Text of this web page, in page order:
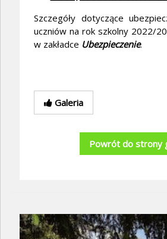
Szczegóły dotyczące
uczniów na rok szkolny 2022/
w zakładce Ubezpieczenie.
Galeria
Powrót do strony